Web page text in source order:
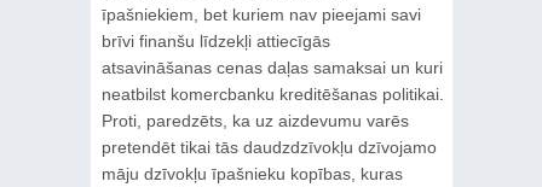
īpašniekiem, bet kuriem nav pieejami savi
brīvi finanšu līdzekļi attiecīgās
atsavināšanas cenas daļas samaksai un kuri
neatbilst komercbanku kreditēšanas politikai.
Proti, paredzēts, ka uz aizdevumu varēs
pretendēt tikai tās daudzdzīvokļu dzīvojamo
māju dzīvokļu īpašnieku kopības, kuras